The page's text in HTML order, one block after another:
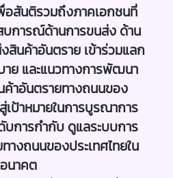
สันติรวมถึงภาคเอกชนที่
บการณ์ด้านการขนส่ง ด้าน
สินค้าอันตราย เข้าร่วมแลก
าย และแนวทางการพัฒนา
ค้าอันตรายทางถนนของ
เป้าหมายในการบูรณาการ
บการกำกับ ดูแลระบบการ
างถนนของประเทศไทยใน
อนาคต